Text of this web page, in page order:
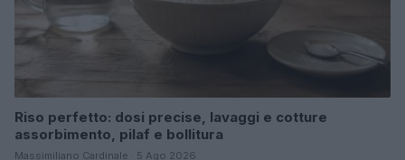
Riso perfetto: dosi precise, lavaggi e cotture
assorbimento, pilaf e bollitura
Massimiliano Cardinale · 5 Ago 2026